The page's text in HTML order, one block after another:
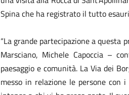
Spina che ha registrato il tutto
“La grande partecipazione a questa
Marsciano, Michele Capoccia –
paesaggio e comunità. La Via dei
messo in relazione le persone